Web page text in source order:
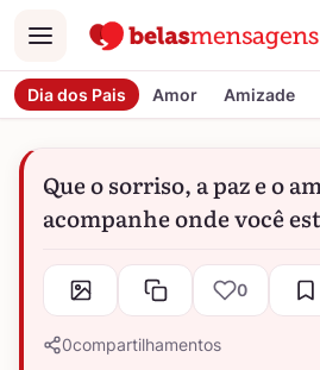
Menu
Dia dos Pais Amor Amizade
Que o sorriso, a paz e o
acompanhe onde você
0
0compartilhamentos